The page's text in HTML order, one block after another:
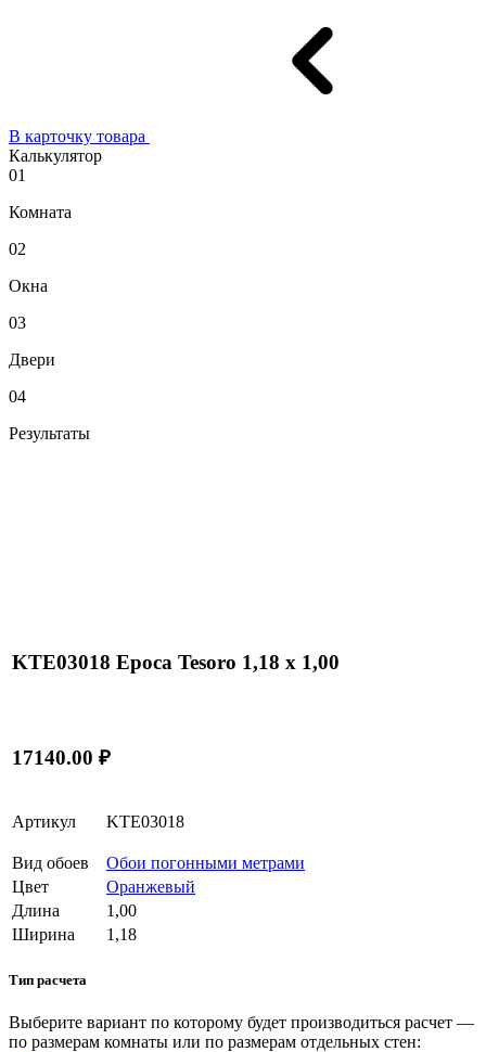
В карточку товара
Калькулятор
01
Комната
02
Окна
03
Двери
04
Результаты
KTE03018 Epoca Tesoro 1,18 x 1,00
17140.00 ₽
Артикул KTE03018
Вид обоев
Обои погонными метрами
Цвет
Оранжевый
Длина
1,00
Ширина
1,18
Тип расчета
Выберите вариант по которому будет производиться расчет —
по размерам комнаты или по размерам отдельных стен: